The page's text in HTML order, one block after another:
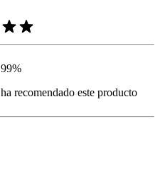
99%
ha recomendado este producto